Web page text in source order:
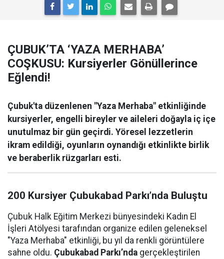
ÇUBUK’TA ‘YAZA MERHABA’
COŞKUSU: Kursiyerler Gönüllerince
Eğlendi!
Çubuk'ta düzenlenen "Yaza Merhaba" etkinliğinde
kursiyerler, engelli bireyler ve aileleri doğayla iç içe
unutulmaz bir gün geçirdi. Yöresel lezzetlerin
ikram edildiği, oyunların oynandığı etkinlikte birlik
ve beraberlik rüzgarları esti.
200 Kursiyer Çubukabad Parkı’nda Buluştu
Çubuk Halk Eğitim Merkezi bünyesindeki Kadın El
İşleri Atölyesi tarafından organize edilen geleneksel
"Yaza Merhaba" etkinliği, bu yıl da renkli görüntülere
sahne oldu. Çubukabad Parkı’nda gerçekleştirilen